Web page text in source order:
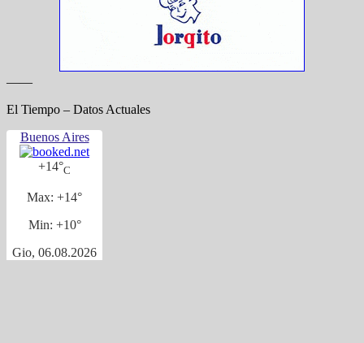
——
El Tiempo – Datos Actuales
Buenos Aires
+14°C
Max: +14°
Min: +10°
Gio, 06.08.2026